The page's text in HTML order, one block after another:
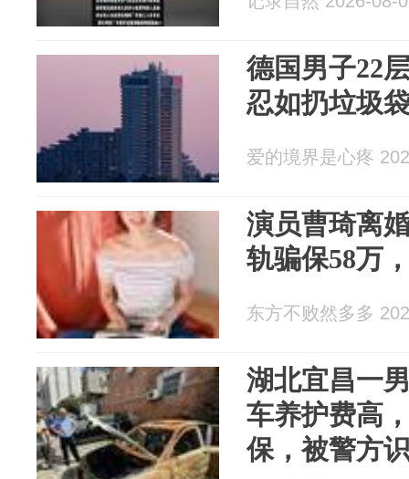
德国男子22
忍如扔垃圾
爱的境界是心疼
演员曹琦离
轨骗保58万
东方不败然多多
湖北宜昌一
车养护费高
保，被警方